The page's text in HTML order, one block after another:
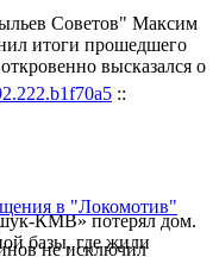
Советов" Максим
итоги прошедшего
высказался о
КМВ» потерял дом.
базы, где жили
::
не исключил